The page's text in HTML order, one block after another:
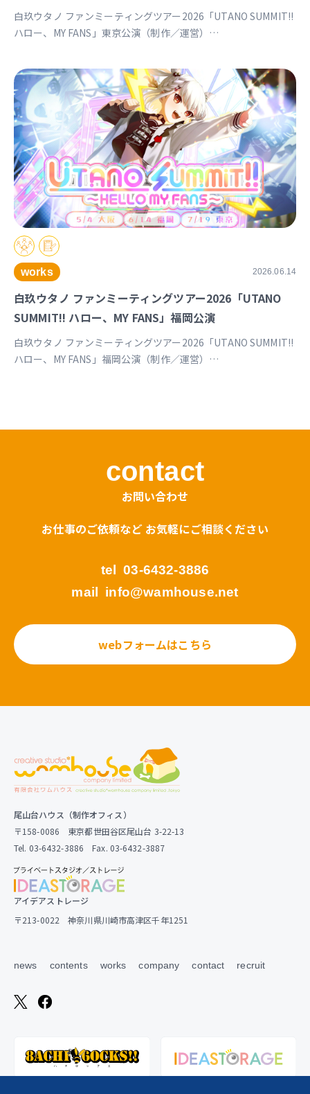
白玖ウタノ ファンミーティングツアー2026「UTANO SUMMIT!!
ハロー、MY FANS」東京公演（制作／運営）
works 2026.06.14
白玖ウタノ ファンミーティングツアー2026「UTANO
SUMMIT!! ハロー、MY FANS」福岡公演
白玖ウタノ ファンミーティングツアー2026「UTANO SUMMIT!!
ハロー、MY FANS」福岡公演（制作／運営）
contact
お問い合わせ
お仕事のご依頼など お気軽にご相談ください
tel 03-6432-3886
mail info@wamhouse.net
webフォームはこちら
尾山台ハウス（制作オフィス）
〒158-0086 東京都世田谷区尾山台 3-22-13
Tel. 03-6432-3886 Fax. 03-6432-3887
アイデアストレージ
〒213-0022 神奈川県川崎市高津区千年1251
news contents works company contact recruit